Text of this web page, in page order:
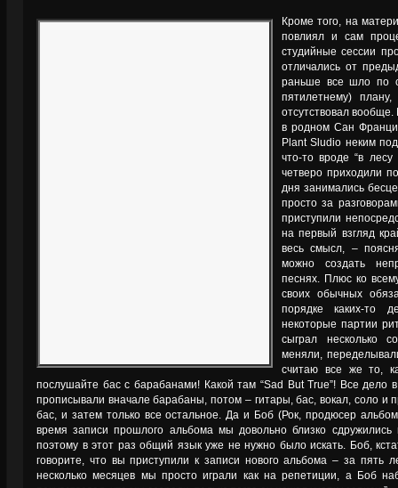
Кроме того, на
повлиял и сам
студийные сессии
отличались от
раньше все шло по
пятилетнему)
отсутствовал
в родном Сан
Plant Sludio неким
что-то вроде “в
четверо приходили
дня занимались
просто за
приступили
на первый взгляд
весь смысл, –
можно создать
песнях. Плюс ко
своих обычных
порядке каких-то
некоторые партии
сыграл несколько
меняли,
считаю все же то,
послушайте бас с барабанами! Какой там “Sad But True”! Все дело
прописывали вначале барабаны, потом – гитары, бас, вокал, соло и
бас, и затем только все остальное. Да и Боб (Рок, продюсер
время записи прошлого альбома мы довольно близко сдружились
поэтому в этот раз общий язык уже не нужно было искать. Боб,
говорите, что вы приступили к записи нового альбома – за пять
несколько месяцев мы просто играли как на репетиции, а Боб